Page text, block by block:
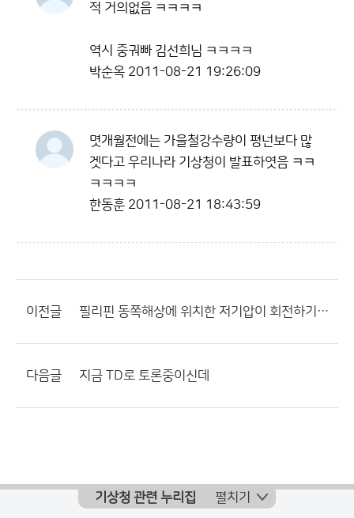
적 거의없음 ㅋㅋㅋㅋ
역시 중궈빠 김선희님 ㅋㅋㅋㅋ
박순옥 2011-08-21 19:26:09
몃개월전에는 가을철강수량이 평넌보다 많
겟다고 우리나라 기상청이 발표하엿음 ㅋㅋ
ㅋㅋㅋㅋ
한동훈 2011-08-21 18:43:59
이전글 필리핀 동쪽해상에 위치한 저기압이 회전하기 시작했습니다...
다음글 지금 TD로 토론중이신데
기상청 관련 누리집 펼치기